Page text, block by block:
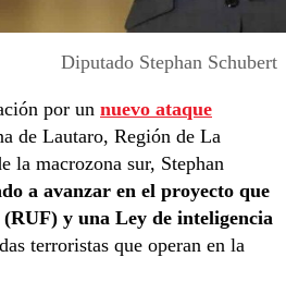
Diputado Stephan Schubert
por un nuevo ataque
de Lautaro, Región de La
la macrozona sur, Stephan
a avanzar en el proyecto que
y una Ley de inteligencia
terroristas que operan en la